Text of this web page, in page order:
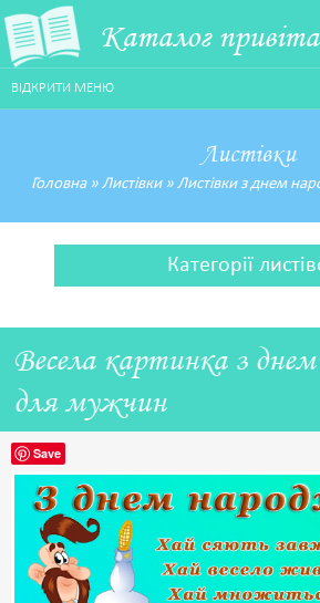
Каталог
ВІДКРИТИ МЕНЮ
Листівки
Головна» Листівки» Листівки з днем
Категорії
Весела картинка з
для мужчин
Save